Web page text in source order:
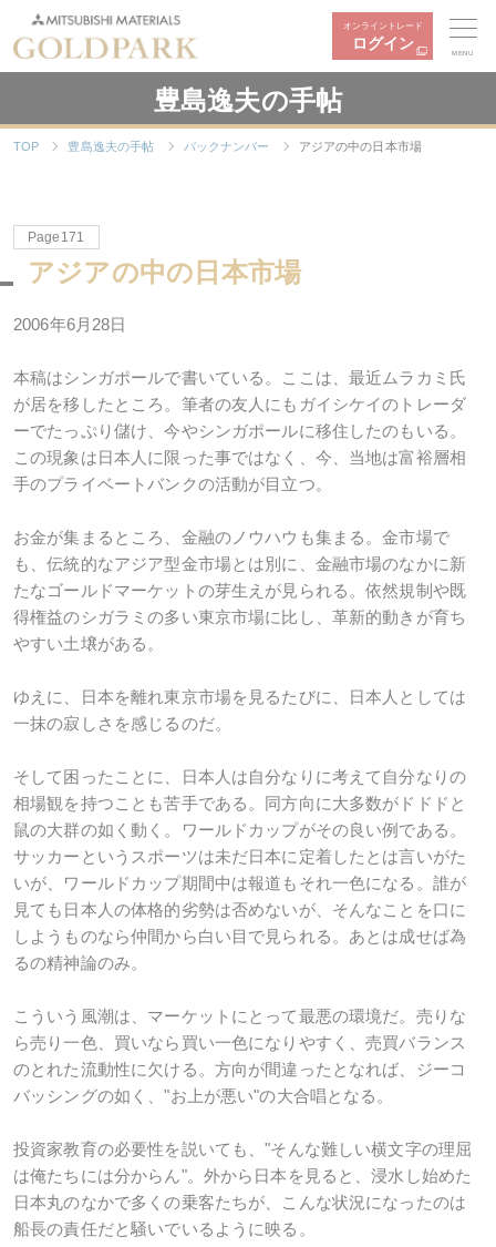
オンライントレード
ログイン
MENU
豊島逸夫の手帖
TOP 豊島逸夫の手帖 バックナンバー アジアの中の日本市場
Page171
アジアの中の日本市場
2006年6月28日
本稿はシンガポールで書いている。ここは、最近ムラカミ氏
が居を移したところ。筆者の友人にもガイシケイのトレーダ
ーでたっぷり儲け、今やシンガポールに移住したのもいる。
この現象は日本人に限った事ではなく、今、当地は富裕層相
手のプライベートバンクの活動が目立つ。
お金が集まるところ、金融のノウハウも集まる。金市場で
も、伝統的なアジア型金市場とは別に、金融市場のなかに新
たなゴールドマーケットの芽生えが見られる。依然規制や既
得権益のシガラミの多い東京市場に比し、革新的動きが育ち
やすい土壌がある。
ゆえに、日本を離れ東京市場を見るたびに、日本人としては
一抹の寂しさを感じるのだ。
そして困ったことに、日本人は自分なりに考えて自分なりの
相場観を持つことも苦手である。同方向に大多数がドドドと
鼠の大群の如く動く。ワールドカップがその良い例である。
サッカーというスポーツは未だ日本に定着したとは言いがた
いが、ワールドカップ期間中は報道もそれ一色になる。誰が
見ても日本人の体格的劣勢は否めないが、そんなことを口に
しようものなら仲間から白い目で見られる。あとは成せば為
るの精神論のみ。
こういう風潮は、マーケットにとって最悪の環境だ。売りな
ら売り一色、買いなら買い一色になりやすく、売買バランス
のとれた流動性に欠ける。方向が間違ったとなれば、ジーコ
バッシングの如く、"お上が悪い"の大合唱となる。
投資家教育の必要性を説いても、"そんな難しい横文字の理屈
は俺たちには分からん"。外から日本を見ると、浸水し始めた
日本丸のなかで多くの乗客たちが、こんな状況になったのは
船長の責任だと騒いでいるように映る。